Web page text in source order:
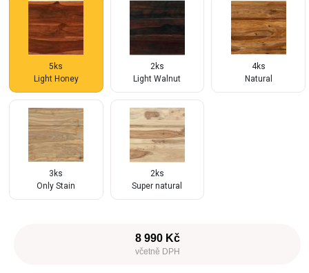
5ks
Light Honey
2ks
Light Walnut
4ks
Natural
3ks
Only Stain
2ks
Super natural
8 990 Kč
včetně DPH